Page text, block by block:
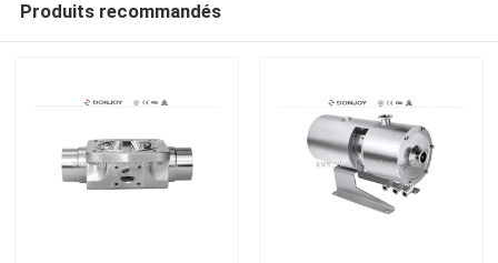
Produits recommandés